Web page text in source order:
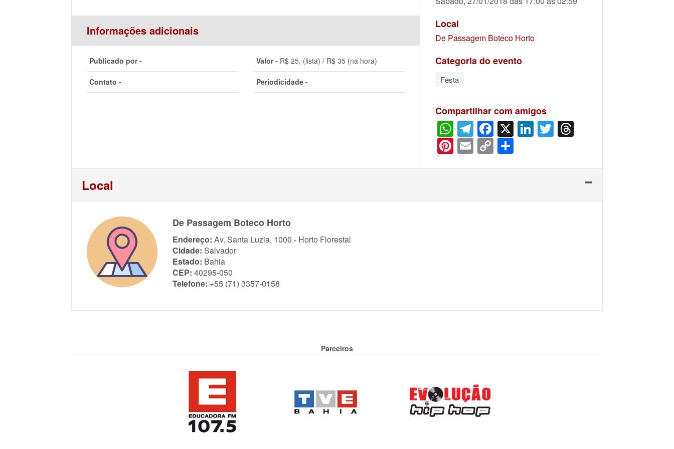
Informações adicionais
Publicado por - Valor -R$ 25, (lista) / R$ 35 (na hora)
Contato - Periodicidade -
Local
De Passagem Boteco Horto
Categoria do evento
Festa
Compartilhar com amigos
WhatsApp
Telegram
Facebook
X LinkedIn
Twitter
Pinterest
Email
Copy
Link
Local
De Passagem Boteco Horto
Endereço: Av. Santa Luzia, 1000 - Horto Florestal
Cidade: Salvador
Estado: Bahia
CEP: 40295-050
Telefone: +55 (71) 3357-0158
Parceiros